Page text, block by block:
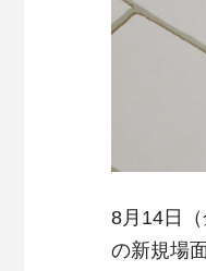
8月14日
の新規場